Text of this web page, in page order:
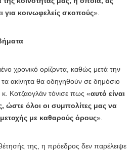
για κοινωφελείς σκοπούς».
χρονικό ορίζοντα, καθώς μετά την
τα ακίνητα θα οδηγηθούν σε δημόσιο
κ. Κοτζαογλάν τόνισε πως «αυτό είναι
ώστε όλοι οι συμπολίτες μας να
με καθαρούς όρους».
της, η πρόεδρος δεν παρέλειψε